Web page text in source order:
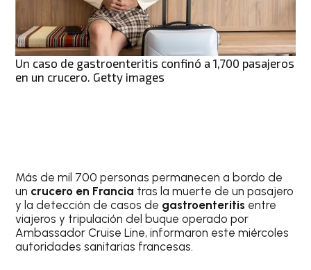
Un caso de gastroenteritis confinó a 1,700 pasajeros
en un crucero. Getty images
Más de mil 700 personas permanecen a bordo de
un crucero en Francia tras la muerte de un pasajero
y la detección de casos de gastroenteritis entre
viajeros y tripulación del buque operado por
Ambassador Cruise Line, informaron este miércoles
autoridades sanitarias francesas.